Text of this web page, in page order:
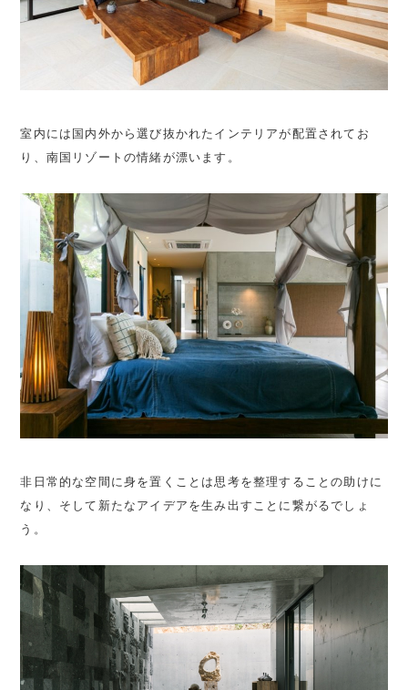
室内には国内外から選び抜かれたインテリアが配置されてお
り、南国リゾートの情緒が漂います。
非日常的な空間に身を置くことは思考を整理することの助けに
なり、そして新たなアイデアを生み出すことに繋がるでしょ
う。